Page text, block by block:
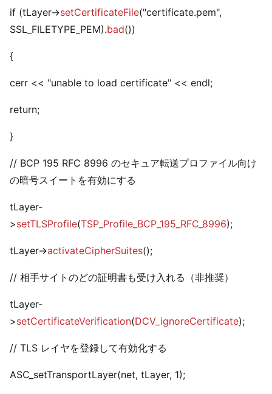
if (tLayer->setCertificateFile("certificate.pem",
SSL_FILETYPE_PEM).bad())
{
cerr << "unable to load certificate" << endl;
return;
}
// BCP 195 RFC 8996 のセキュア転送プロファイル向け
の暗号スイートを有効にする
tLayer-
>setTLSProfile(TSP_Profile_BCP_195_RFC_8996);
tLayer->activateCipherSuites();
// 相手サイトのどの証明書も受け入れる（非推奨）
tLayer-
>setCertificateVerification(DCV_ignoreCertificate);
// TLS レイヤを登録して有効化する
ASC_setTransportLayer(net, tLayer, 1);